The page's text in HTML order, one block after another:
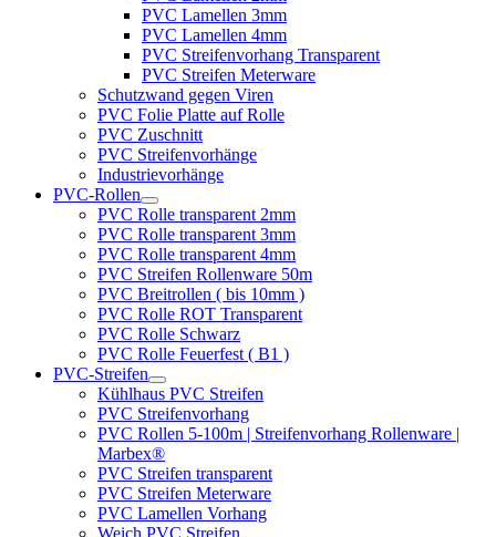
PVC Lamellen 3mm
PVC Lamellen 4mm
PVC Streifenvorhang Transparent
PVC Streifen Meterware
Schutzwand gegen Viren
PVC Folie Platte auf Rolle
PVC Zuschnitt
PVC Streifenvorhänge
Industrievorhänge
PVC-Rollen
PVC Rolle transparent 2mm
PVC Rolle transparent 3mm
PVC Rolle transparent 4mm
PVC Streifen Rollenware 50m
PVC Breitrollen ( bis 10mm )
PVC Rolle ROT Transparent
PVC Rolle Schwarz
PVC Rolle Feuerfest ( B1 )
PVC-Streifen
Kühlhaus PVC Streifen
PVC Streifenvorhang
PVC Rollen 5-100m | Streifenvorhang Rollenware |
Marbex®
PVC Streifen transparent
PVC Streifen Meterware
PVC Lamellen Vorhang
Weich PVC Streifen